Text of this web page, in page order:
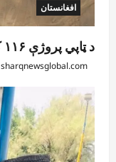
افغانستان
د ټاپي پروژې ۱۱۶ کیلومتره نل‌لیکه بشپړه شوې
sharqnewsglobal.com